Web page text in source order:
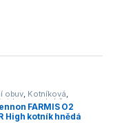
obuv, Kotníková,
a volný čas,
FARMIS O2
High kotník hnědá